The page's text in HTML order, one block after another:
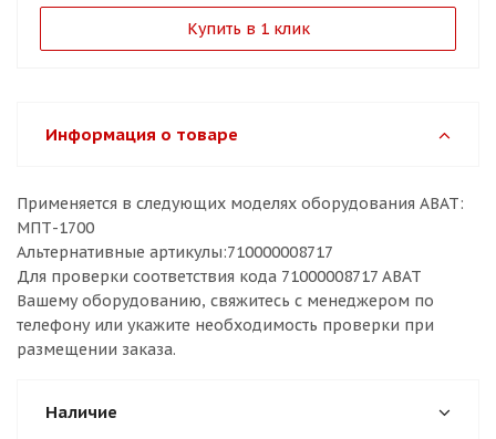
Купить в 1 клик
Информация о товаре
Применяется в следующих моделях оборудования ABAT:
МПТ-1700
Альтернативные артикулы:710000008717
Для проверки соответствия кода 71000008717 ABAT
Вашему оборудованию, свяжитесь с менеджером по
телефону или укажите необходимость проверки при
размещении заказа.
Наличие